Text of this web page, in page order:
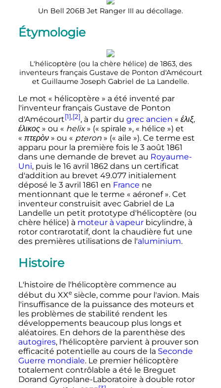
Un Bell 206B Jet Ranger III au décollage.
Étymologie
L'hélicoptère (ou la chère hélice) de 1863, des
inventeurs français Gustave de Ponton d'Amécourt
et Guillaume Joseph Gabriel de La Landelle.
Le mot « hélicoptère » a été inventé par
l'inventeur français Gustave de Ponton
d'Amécourt[1],[2], à partir du grec ancien « έλιξ,
έλικος » ou « helix » (« spirale », « hélice ») et
« πτερὸν » ou « pteron » (« aile »). Ce terme est
apparu pour la première fois le 3 août 1861
dans une demande de brevet au Royaume-
Uni, puis le 16 avril 1862dans un certificat
d'addition au brevet 49.077 initialement
déposé le 3 avril 1861 en France ne
mentionnant que le terme « aéronef ». Cet
inventeur construisit avec Gabriel de La
Landelle un petit prototype d'hélicoptère (ou
chère hélice) à moteur à vapeurbicylindre, à
rotor contrarotatif, dont la chaudière fut une
des premières utilisations de l'aluminium.
Histoire
L'histoire de l'hélicoptère commence au
début du XXe siècle, comme pour l'avion. Mais
l'insuffisance de la puissance des moteurs et
les problèmes de stabilité rendent les
développements beaucoup plus longs et
aléatoires. En dehors de la parenthèse des
autogires, l'hélicoptère parvient à prouver son
efficacité potentielle au cours de la Seconde
Guerre mondiale. Le premier hélicoptère
totalement contrôlable a été le Breguet
Dorand Gyroplane-Laboratoire à double rotor